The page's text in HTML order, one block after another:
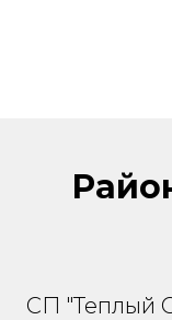
СП "Теплый